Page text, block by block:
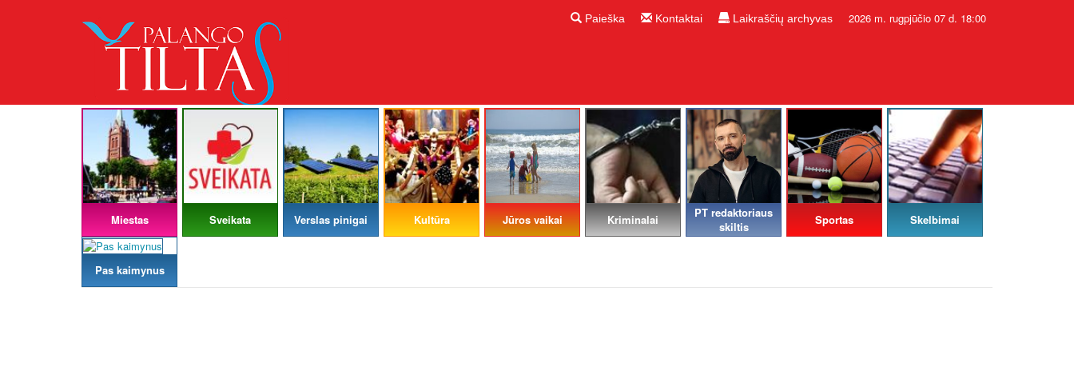
Paieška Kontaktai Laikraščių archyvas 2026 m. rugpjūčio 07 d. 18:00
Miestas Sveikata Verslas pinigai Kultūra Jūros vaikai Kriminalai
PT redaktoriaus
skiltis
Sportas Skelbimai
Pas kaimynus